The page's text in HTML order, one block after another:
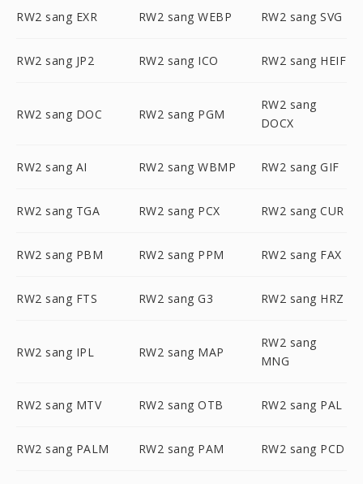
RW2 sang EXR RW2 sang WEBP RW2 sang SVG
RW2 sang JP2 RW2 sang ICO RW2 sang HEIF
RW2 sang DOC RW2 sang PGM
RW2 sang
DOCX
RW2 sang AI RW2 sang WBMP RW2 sang GIF
RW2 sang TGA RW2 sang PCX RW2 sang CUR
RW2 sang PBM RW2 sang PPM RW2 sang FAX
RW2 sang FTS RW2 sang G3 RW2 sang HRZ
RW2 sang IPL RW2 sang MAP
RW2 sang
MNG
RW2 sang MTV RW2 sang OTB RW2 sang PAL
RW2 sang PALM RW2 sang PAM RW2 sang PCD